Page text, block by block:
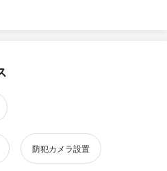
防犯カメラ設置